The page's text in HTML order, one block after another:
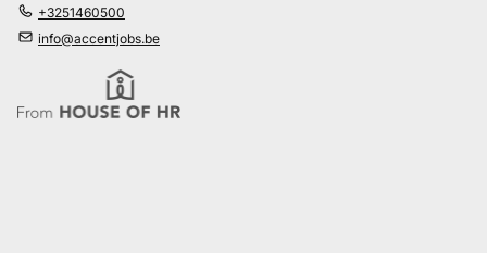
+3251460500
info@accentjobs.be